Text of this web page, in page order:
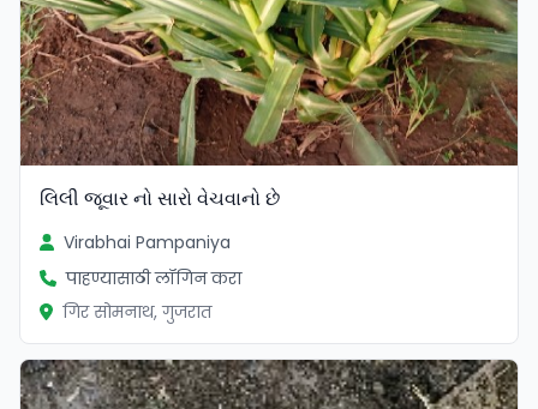
લિલી જૂવાર નો સારો વેચવાનો છે
Virabhai Pampaniya
पाहण्यासाठी लॉगिन करा
गिर सोमनाथ, गुजरात